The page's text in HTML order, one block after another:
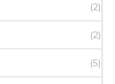
(2)
(2)
(5)